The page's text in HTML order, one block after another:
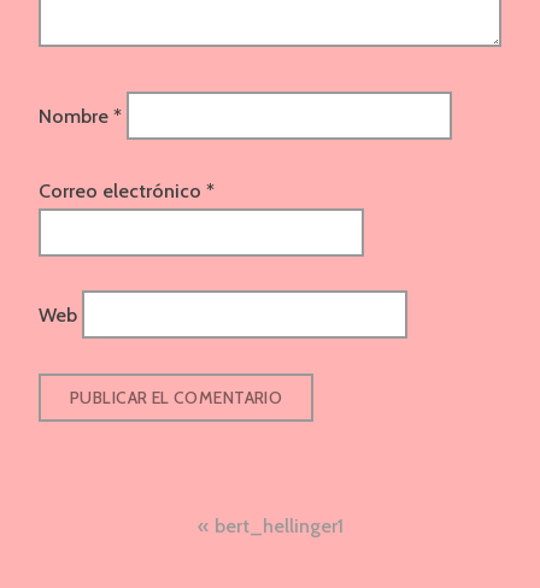
Nombre *
Correo electrónico *
Web
Navegaciónbert_hellinger1